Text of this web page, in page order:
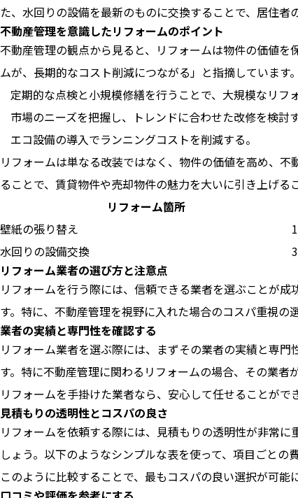
た、水回りの設備を最新のものに交換することで、居住
不動産管理を意識したリフォームのポイント
不動産管理の観点から見ると、リフォームは物件の価値
ムが、長期的なコスト削減につながる」と指摘しています
定期的な点検と小規模修繕を行うことで、大規模なリフ
市場のニーズを把握し、トレンドに合わせた改修を検討す
エコ設備の導入でランニングコストを削減する。
リフォームは単なる改装ではなく、物件の価値を高め、
ることで、賃貸物件や売却物件の魅力を大いに引き上げる
リフォーム箇所
壁紙の張り替え
水回りの設備交換
リフォーム業者の選び方と注意点
リフォームを行う際には、信頼できる業者を選ぶことが
す。特に、不動産管理を視野に入れた場合のコスパ重視の
業者の実績と専門性を確認する
リフォーム業者を選ぶ際には、まずその業者の実績と専
す。特に不動産管理に関わるリフォームの場合、その業
リフォームを手掛けた業者なら、安心して任せることがで
見積もりの透明性とコスパの良さ
リフォームを依頼する際には、見積もりの透明性が非常
しょう。以下のようなシンプルな表を使って、項目ごとの
このように比較することで、最もコスパの良い選択が可能